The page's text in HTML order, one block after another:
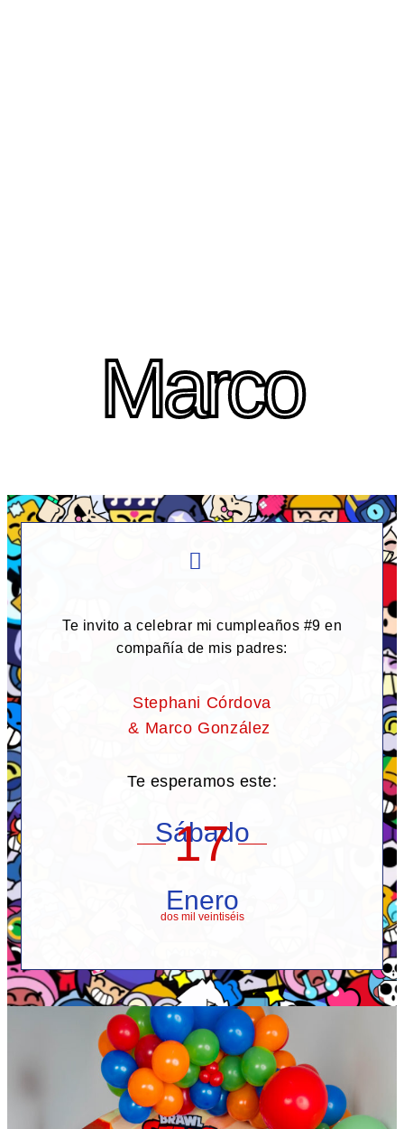
Marco
Te invito a celebrar mi cumpleaños #9 en
compañía de mis padres:
Stephani Córdova
& Marco González
Te esperamos este:
Sábado
17
Enero
dos mil veintiséis